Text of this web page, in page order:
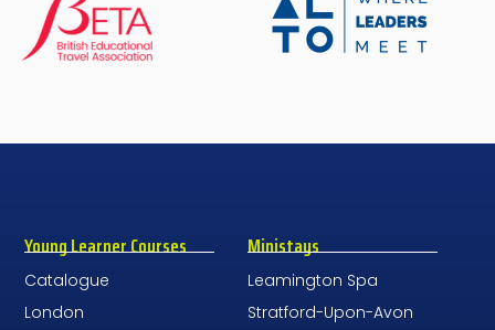
Young Learner Courses
Catalogue
London
Ministays
Leamington Spa
Stratford-Upon-Avon